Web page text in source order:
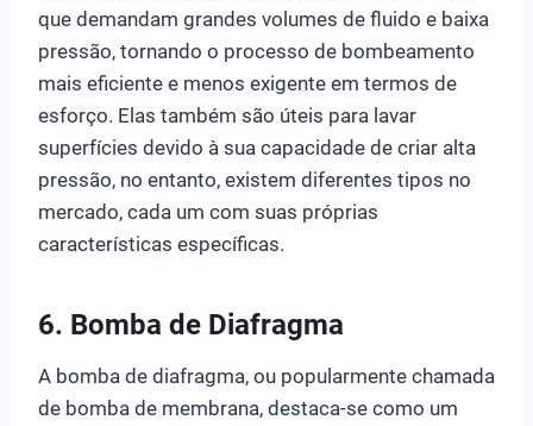
que demandam grandes volumes de fluido e baixa
pressão, tornando o processo de bombeamento
mais eficiente e menos exigente em termos de
esforço. Elas também são úteis para lavar
superfícies devido à sua capacidade de criar alta
pressão, no entanto, existem diferentes tipos no
mercado, cada um com suas próprias
características específicas.
6. Bomba de Diafragma
A bomba de diafragma, ou popularmente chamada
de bomba de membrana, destaca-se como um